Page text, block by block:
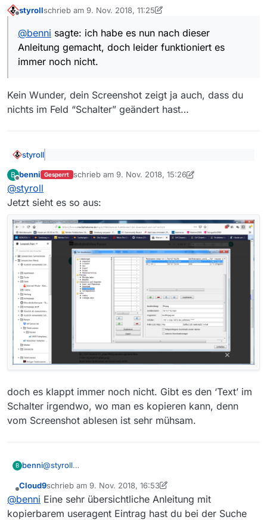
![0_1541762303731_pfad.PNG](/assets/uploads/files
/1541762304573-pfad.png)
doch leider funktioniert es immer noch nicht.
styrollschrieb am 9. Nov. 2018, 11:25
zuletzt editiert von styroll 11. Sept. 2018, 12:25
@benni sagte: ich habe es nun nach dieser
Anleitung gemacht, doch leider funktioniert es
immer noch nicht.
Kein Wunder, dein Screenshot zeigt ja auch, dass du
nichts im Feld “Schalter” geändert hast…
styroll
Anleitung gemacht, doch leider funktioniert es
B
Offline
benni Gesperrt schrieb am 9. Nov. 2018, 15:26
zuletzt editiert von MenchenSued
@styroll
Jetzt sieht es so aus:
doch es klappt immer noch nicht. Gibt es den ‘Text’ im
Schalter irgendwo, wo man es kopieren kann, denn
vom Screenshot ablesen ist sehr mühsam.
B benni@styroll
doch es klappt immer noch nicht. Gibt es den ‘Text’ im
Schalter irgendwo, wo man es kopieren kann, denn vom
Screenshot ablesen ist sehr mühsam.
Offline
Cloud9schrieb am 9. Nov. 2018, 16:53
zuletzt editiert von Cloud911. Sept. 2018, 18:01
@benni Eine sehr übersichtliche Anleitung mit
kopierbarem useragent Eintrag hast du bei der Suche